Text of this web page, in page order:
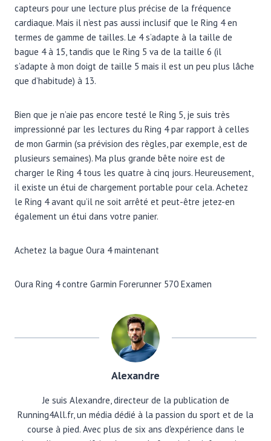
capteurs pour une lecture plus précise de la fréquence
cardiaque. Mais il n’est pas aussi inclusif que le Ring 4 en
termes de gamme de tailles. Le 4 s’adapte à la taille de
bague 4 à 15, tandis que le Ring 5 va de la taille 6 (il
s’adapte à mon doigt de taille 5 mais il est un peu plus lâche
que d’habitude) à 13.
Bien que je n’aie pas encore testé le Ring 5, je suis très
impressionné par les lectures du Ring 4 par rapport à celles
de mon Garmin (sa prévision des règles, par exemple, est de
plusieurs semaines). Ma plus grande bête noire est de
charger le Ring 4 tous les quatre à cinq jours. Heureusement,
il existe un étui de chargement portable pour cela. Achetez
le Ring 4 avant qu’il ne soit arrêté et peut-être jetez-en
également un étui dans votre panier.
Achetez la bague Oura 4 maintenant
Oura Ring 4 contre Garmin Forerunner 570 Examen
Alexandre
Je suis Alexandre, directeur de la publication de
Running4All.fr, un média dédié à la passion du sport et de la
course à pied. Avec plus de six ans d'expérience dans le